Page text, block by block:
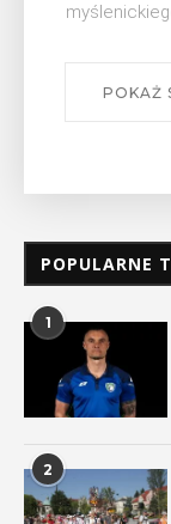
POKAŻ
POPULARNE
1
2